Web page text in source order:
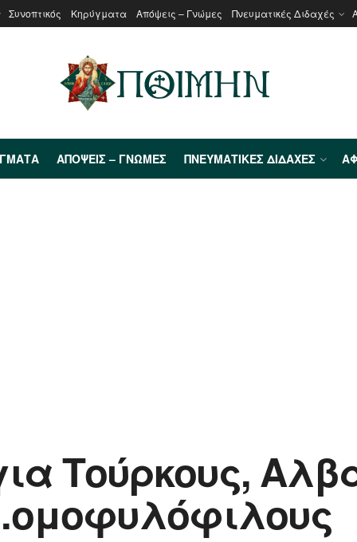
Συνοπτικός Κηρύγματα Απόψεις – Γνώμες Πνευματικές Διδαχές
ΑΠΌΨΕΙΣ – ΓΝΏΜΕΣ ΠΝΕΥΜΑΤΙΚΈΣ ΔΙΔΑΧΈΣ
Τούρκους,